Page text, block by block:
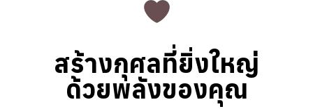
สร้างกุศลที่ยิ่งใหญ่
ด้วยพลังของคุณ